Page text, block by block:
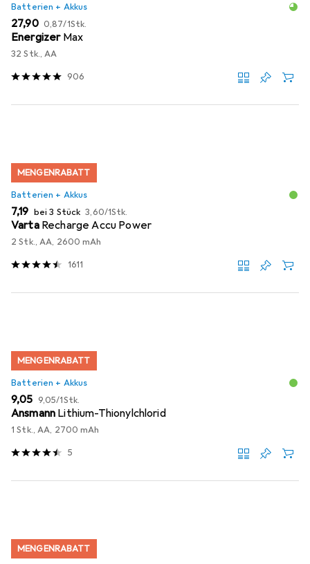
Batterien + Akkus
EUR
27,90 EUR
0,87/1Stk.
Energizer Max
32 Stk., AA
906
MENGENRABATT
Batterien + Akkus
EUR
7,19 bei 3 Stück EUR
3,60/1Stk.
Varta Recharge Accu Power
2 Stk., AA, 2600 mAh
1611
MENGENRABATT
Batterien + Akkus
EUR
9,05 EUR
9,05/1Stk.
Ansmann Lithium-Thionylchlorid
1 Stk., AA, 2700 mAh
5
MENGENRABATT